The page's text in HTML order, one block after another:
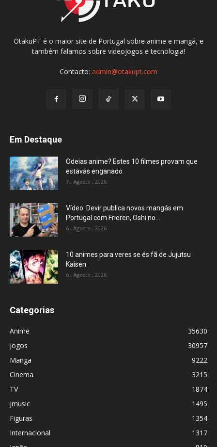
OtakuPT é o maior site de Portugal sobre anime e mangá, e
também falamos sobre videojogos e tecnologia!
Contacto: admin@otakupt.com
Em Destaque
Odeias anime? Estes 10 filmes provam que
estavas enganado
7 , Agosto , 2026
Vídeo: Devir publica novos mangás em
Portugal com Frieren, Oshi no...
6 , Agosto , 2026
10 animes para veres se és fã de Jujutsu
Kaisen
6 , Agosto , 2026
Categorias
Anime
35630
Jogos
30957
Manga
9222
Cinema
3215
TV
1874
Jmusic
1495
Figuras
1354
Internacional
1317